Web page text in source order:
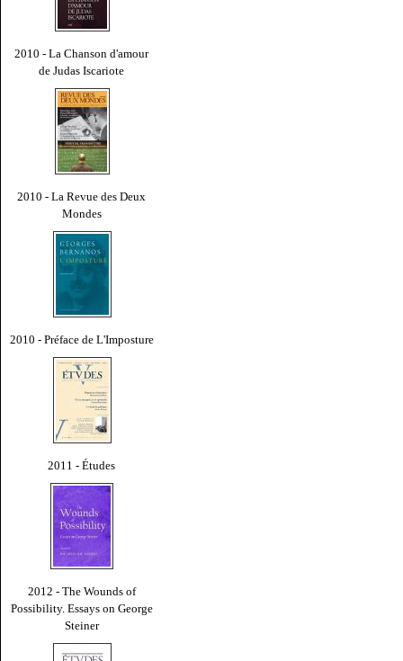
2010 - La Chanson d'amour
de Judas Iscariote
2010 - La Revue des Deux
Mondes
2010 - Préface de L'Imposture
2011 - Études
2012 - The Wounds of
Possibility. Essays on George
Steiner